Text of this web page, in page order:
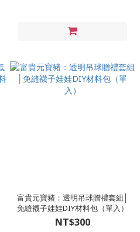
富貴元寶豬：透明吊球贈禮套組│
免縫襪子娃娃DIY材料包（單入）
NT$300